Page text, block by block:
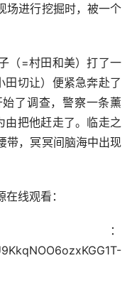
场进行挖掘时，被一个
（=村田和美）打了一
切让）便紧急奔赴了
了调查，警察一条薰
由把他赶走了。临走之
带，冥冥间脑海中出现
线观看：
：